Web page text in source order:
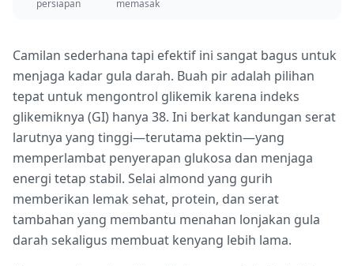
persiapan
memasak
Camilan sederhana tapi efektif ini sangat bagus untuk
menjaga kadar gula darah. Buah pir adalah pilihan
tepat untuk mengontrol glikemik karena indeks
glikemiknya (GI) hanya 38. Ini berkat kandungan serat
larutnya yang tinggi—terutama pektin—yang
memperlambat penyerapan glukosa dan menjaga
energi tetap stabil. Selai almond yang gurih
memberikan lemak sehat, protein, dan serat
tambahan yang membantu menahan lonjakan gula
darah sekaligus membuat kenyang lebih lama.